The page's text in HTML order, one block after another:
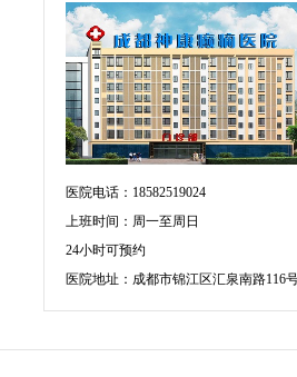
医院电话：18582519024
上班时间：周一至周日
24小时可预约
医院地址：成都市锦江区汇泉南路116